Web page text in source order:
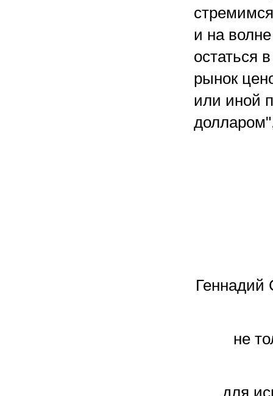
и на
остаться
рынок
или иной
не
для